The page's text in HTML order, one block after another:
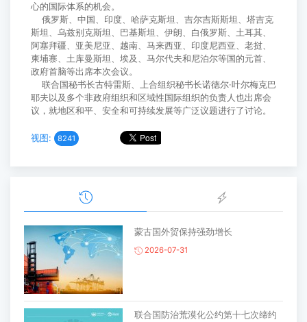
心的国际体系的机会。
俄罗斯、中国、印度、哈萨克斯坦、吉尔吉斯斯坦、塔吉克
斯坦、乌兹别克斯坦、巴基斯坦、伊朗、白俄罗斯、土耳其、
阿塞拜疆、亚美尼亚、越南、马来西亚、印度尼西亚、老挝、
柬埔寨、土库曼斯坦、埃及、马尔代夫和尼泊尔等国的元首、
政府首脑等出席本次会议。
联合国秘书长古特雷斯、上合组织秘书长诺德尔·叶尔梅克巴
耶夫以及多个非政府组织和区域性国际组织的负责人也出席会
议，就地区和平、安全和可持续发展等广泛议题进行了讨论。
视图: 8241
蒙古国外贸保持强劲增长
2026-07-31
联合国防治荒漠化公约第十七次缔约